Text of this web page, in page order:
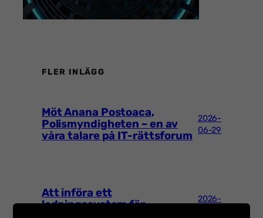
FLER INLÄGG
Möt Anana Postoaca,
Polismyndigheten – en av
våra talare på IT-rättsforum
2026-
06-29
Att införa ett
ledningssystem för
2026-